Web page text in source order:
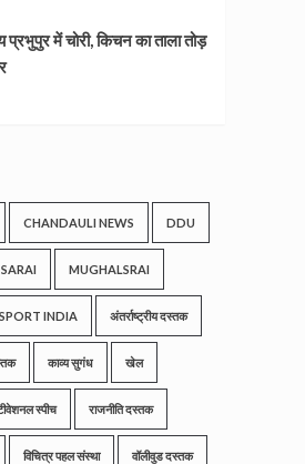
प्रभुपुर में चोरी, किचन का ताला तोड़
CHANDAULI NEWS DDU
MUGHALSRAI
SPORT INDIA अंतर्राष्ट्रीय दस्तक
काव्य सुगंध खेल
स्पीच राजनीति दस्तक
विचित्र पहल संस्था वॉलीवुड दस्तक